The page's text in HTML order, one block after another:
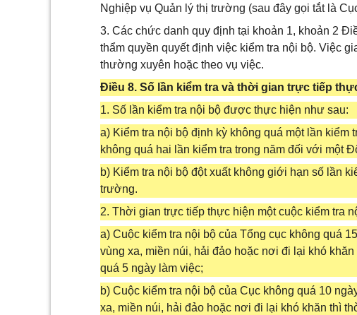
Nghiệp vụ Quản lý thị trường (sau đây gọi tắt là
3. Các chức danh quy định tại khoản 1, khoản 2
thẩm quyền quyết định việc kiểm tra nội bộ. Việc
thường xuyên hoặc theo vụ việc.
Điều 8. Số lần kiểm tra và thời gian trực tiếp
1. Số lần kiểm tra nội bộ được thực hiện như sau:
a) Kiểm tra nội bộ định kỳ không quá một lần
không quá hai lần kiểm tra trong năm đối với một
b) Kiểm tra nội bộ đột xuất không giới hạn số lần
trường.
2. Thời gian trực tiếp thực hiện một cuộc kiểm tra
a) Cuộc kiểm tra nội bộ của Tổng cục không quá
vùng xa, miền núi, hải đảo hoặc nơi đi lại khó
quá 5 ngày làm việc;
b) Cuộc kiểm tra nội bộ của Cục không quá 10
xa, miền núi, hải đảo hoặc nơi đi lại khó khăn thì